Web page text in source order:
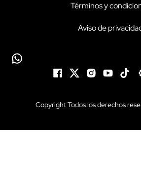
Términos y
Aviso de
Copyright Todos los derechos